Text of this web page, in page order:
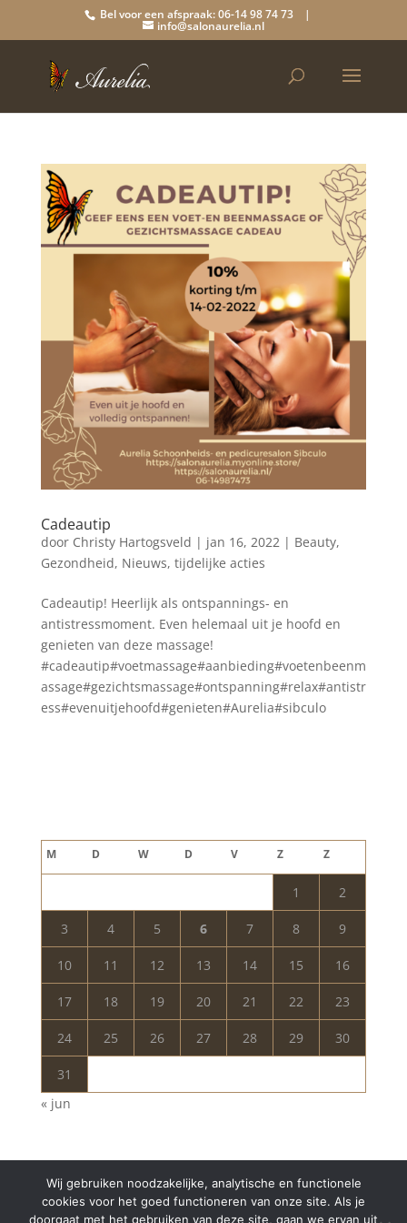
Bel voor een afspraak: 06-14 98 74 73 |
info@salonaurelia.nl
Cadeautip
door Christy Hartogsveld | jan 16, 2022| Beauty,
Gezondheid, Nieuws, tijdelijke acties
Cadeautip! Heerlijk als ontspannings- en
antistressmoment. Even helemaal uit je hoofd en
genieten van deze massage!
#cadeautip#voetmassage#aanbieding#voetenbeenm
assage#gezichtsmassage#ontspanning#relax#antistr
ess#evenuitjehoofd#genieten#Aurelia#sibculo
M D W D V Z Z
1 2
3 4 5 6 7 8 9
10 11 12 13 14 15 16
17 18 19 20 21 22 23
24 25 26 27 28 29 30
31
« jun
Wij gebruiken noodzakelijke, analytische en functionele
cookies voor het goed functioneren van onze site. Als je
doorgaat met het gebruiken van deze site, gaan we ervan uit